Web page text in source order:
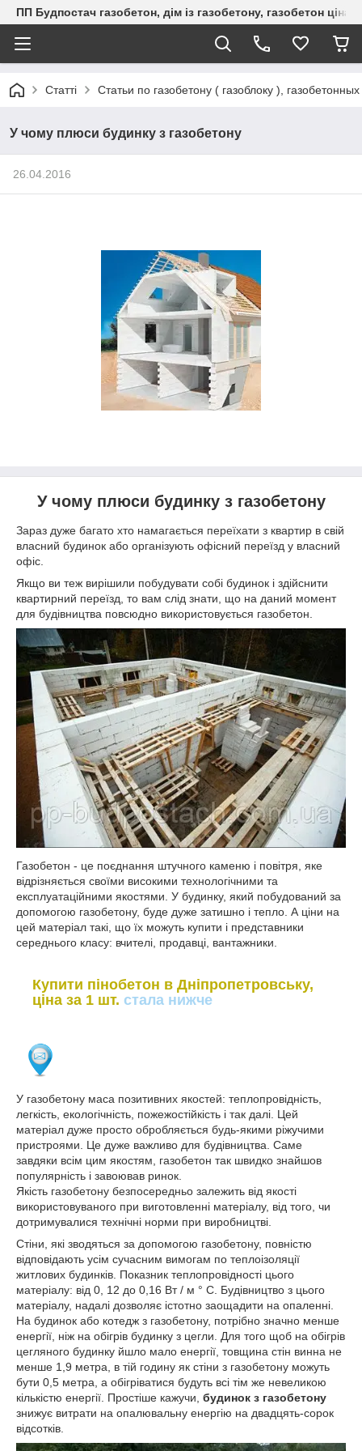
ПП Будпостач газобетон, дім із газобетону, газобетон
Статті Статьи по газобетону ( газоблоку ),
У чому плюси будинку з газобетону
26.04.2016
У чому плюси будинку з газобетону
Зараз дуже багато хто намагається переїхати з квартир в свій
власний будинок або організують офісний переїзд у власний
офіс.
Якщо ви теж вирішили побудувати собі будинок і здійснити
квартирний переїзд, то вам слід знати, що на даний момент
для будівництва повсюдно використовується газобетон.
Газобетон - це поєднання штучного каменю і повітря, яке
відрізняється своїми високими технологічними та
експлуатаційними якостями. У будинку, який побудований за
допомогою газобетону, буде дуже затишно і тепло. А ціни на
цей матеріал такі, що їх можуть купити і представники
середнього класу: вчителі, продавці, вантажники.
Купити пінобетон в Дніпропетровську,
ціна за 1 шт. стала нижче
У газобетону маса позитивних якостей: теплопровідність,
легкість, екологічність, пожежостійкість і так далі. Цей
матеріал дуже просто обробляється будь-якими ріжучими
пристроями. Це дуже важливо для будівництва. Саме
завдяки всім цим якостям, газобетон так швидко знайшов
популярність і завоював ринок.
Якість газобетону безпосередньо залежить від якості
використовуваного при виготовленні матеріалу, від того, чи
дотримувалися технічні норми при виробництві.
Стіни, які зводяться за допомогою газобетону, повністю
відповідають усім сучасним вимогам по теплоізоляції
житлових будинків. Показник теплопровідності цього
матеріалу: від 0, 12 до 0,16 Вт / м ° С. Будівництво з цього
матеріалу, надалі дозволяє істотно заощадити на опаленні.
На будинок або котедж з газобетону, потрібно значно менше
енергії, ніж на обігрів будинку з цегли. Для того щоб на обігрів
цегляного будинку йшло мало енергії, товщина стін винна не
менше 1,9 метра, в тій годину як стіни з газобетону можуть
бути 0,5 метра, а обігріватися будуть всі тім же невеликою
кількістю енергії. Простіше кажучи, будинок з газобетону
знижує витрати на опалювальну енергію на двадцять-сорок
відсотків.